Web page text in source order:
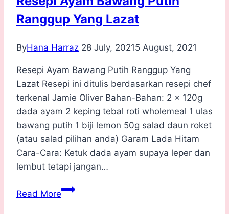
Ranggup Yang Lazat
ByHana Harraz 28 July, 20215 August, 2021
Resepi Ayam Bawang Putih Ranggup Yang
Lazat Resepi ini ditulis berdasarkan resepi chef
terkenal Jamie Oliver Bahan-Bahan: 2 x 120g
dada ayam 2 keping tebal roti wholemeal 1 ulas
bawang putih 1 biji lemon 50g salad daun roket
(atau salad pilihan anda) Garam Lada Hitam
Cara-Cara: Ketuk dada ayam supaya leper dan
lembut tetapi jangan…
Read MoreResepi